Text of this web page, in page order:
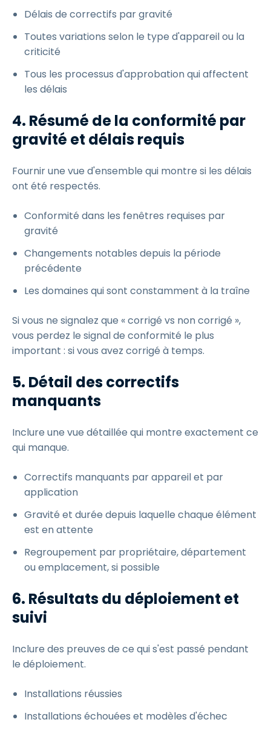
Délais de correctifs par gravité
Toutes variations selon le type d'appareil ou la
criticité
Tous les processus d'approbation qui affectent
les délais
4. Résumé de la conformité par
gravité et délais requis
Fournir une vue d'ensemble qui montre si les délais
ont été respectés.
Conformité dans les fenêtres requises par
gravité
Changements notables depuis la période
précédente
Les domaines qui sont constamment à la traîne
Si vous ne signalez que « corrigé vs non corrigé »,
vous perdez le signal de conformité le plus
important : si vous avez corrigé à temps.
5. Détail des correctifs
manquants
Inclure une vue détaillée qui montre exactement ce
qui manque.
Correctifs manquants par appareil et par
application
Gravité et durée depuis laquelle chaque élément
est en attente
Regroupement par propriétaire, département
ou emplacement, si possible
6. Résultats du déploiement et
suivi
Inclure des preuves de ce qui s'est passé pendant
le déploiement.
Installations réussies
Installations échouées et modèles d'échec